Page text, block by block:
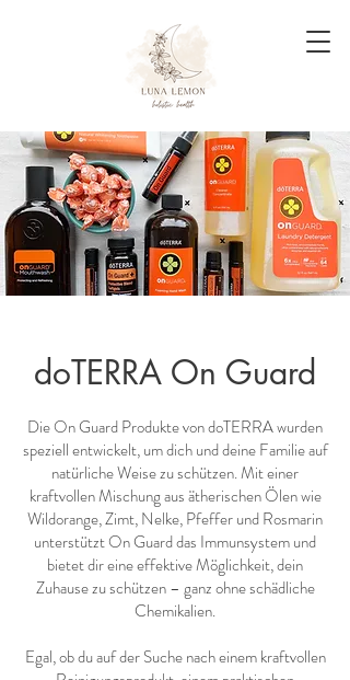
doTERRA On Guard
Die On Guard Produkte von doTERRA wurden
speziell entwickelt, um dich und deine Familie auf
natürliche Weise zu schützen. Mit einer
kraftvollen Mischung aus ätherischen Ölen wie
Wildorange, Zimt, Nelke, Pfeffer und Rosmarin
unterstützt On Guard das Immunsystem und
bietet dir eine effektive Möglichkeit, dein
Zuhause zu schützen – ganz ohne schädliche
Chemikalien.
Egal, ob du auf der Suche nach einem kraftvollen